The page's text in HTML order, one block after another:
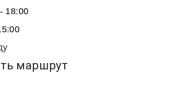
18:00
маршрут